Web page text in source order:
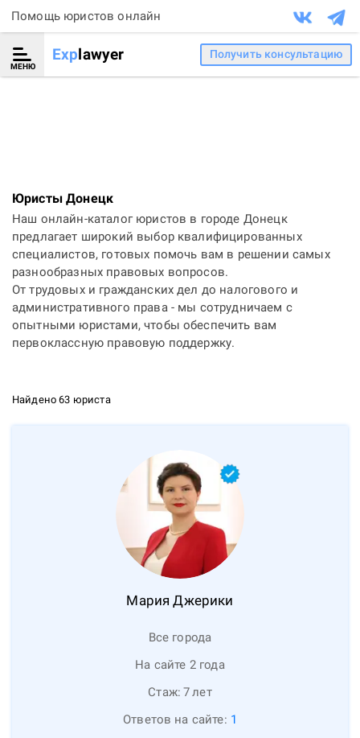
Помощь юристов онлайн
МЕНЮ
Explawyer Получить консультацию
Юристы Донецк
Наш онлайн-каталог юристов в городе Донецк
предлагает широкий выбор квалифицированных
специалистов, готовых помочь вам в решении самых
разнообразных правовых вопросов.
От трудовых и гражданских дел до налогового и
административного права - мы сотрудничаем с
опытными юристами, чтобы обеспечить вам
первоклассную правовую поддержку.
Найдено 63 юриста
Мария Джерики
Все города
На сайте 2 года
Стаж: 7лет
Ответов на сайте: 1